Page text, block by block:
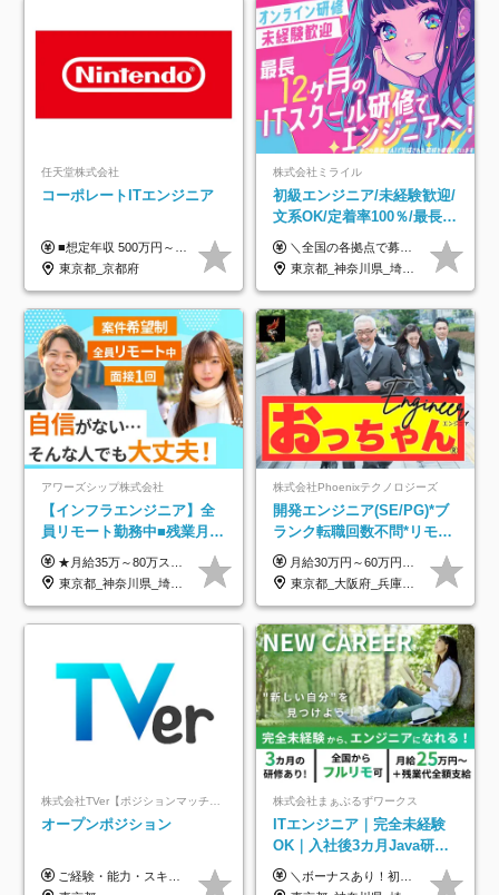
任天堂株式会社
コーポレートITエンジニア
■想定年収 500万円～900万円 月給制 月給278,000円～ ※残業が発生した場合、残業代を別途全額支給します ※試用期間2ヶ月あり(待遇や給与に差異はありません)
東京都_京都府
株式会社ミライル
初級エンジニア/未経験歓迎/
文系OK/定着率100％/最長1
年の自社ITスクール研修あ
り/年休130日
＼全国の各拠点で募集中！／ 給与は以下の通り、勤務地により異なります。 札幌：月給23万円～27万円 仙台：月給22万円～26万円 新潟：月給22万円～26万円 東京：月給26万円～30万円 大阪：月給24万円～29万円 福岡：月給23.5万円～27万円 沖縄：月給21万円～26万円 ◎給与は知識や経験を考慮して決定します。 ◎残業は別途全額支給します。 ◎試用期間12カ月あり（給与は以下の通りです。その他条件に変更はありません） （試用期間の給与） 札幌：月給18.6万円～ 仙台：月給19万円～ 新潟：月給18万円～ 東京：月給22万円～ 大阪：月給20.8万円～ 福岡：月給19万円～ 沖縄：月給18万円～
東京都_神奈川県_埼玉県_千葉県_大阪府_愛知県_北海道_青森県_岩手県_宮城県_秋田県_山形県_福島県_茨城県_栃木県_群馬県_新潟県_山梨県_長野県_富山県_石川県_福井県_静岡県_岐阜県_三重県_兵庫県_京都府_滋賀県_奈良県_和歌山県_広島県_岡山県_鳥取県_島根県_山口県_徳島県_香川県_愛媛県_高知県_福岡県_熊本県_佐賀県_長崎県_大分県_宮崎県_鹿児島県_沖縄県
アワーズシップ株式会社
【インフラエンジニア】全
員リモート勤務中■残業月
3h■最大3ヶ月の連休あり■
年休126日■20～30代活躍
中！
★月給35万～80万スタートも可 【未経験の方】 ■月給26万～80万＋賞与年2回（年2ヶ月分） 【何かしらのインフラエンジニア経験をお持ちの方】 ■月給35万～80万＋賞与年2回（年2ヶ月分） ※スキル・経験などを考慮し決定します ※試用期間6ヶ月あり。期間中は契約社員となります。その他の待遇に差異はありません（試用期間終了後、昇給の可能性あり） ※上記金額には固定残業代（月30時間分／4万9600円～15万2600円）を含みます。超過分は別途支給いたします。 ＼頑張りはインセンティブで還元！／ クライアントに貢献度を評価され、当社のエンジニアが追加で案件に参画することになるなど、会社にとって利益になる行動はしっかり評価します。 会社の成長に貢献できていることを実感でき、「もっと頑張ろう」と思える体制づくりを整えています！
東京都_神奈川県_埼玉県_千葉県_大阪府
株式会社Phoenixテクノロジーズ
開発エンジニア(SE/PG)*ブ
ランク転職回数不問*リモー
ト案件多数*残業ほぼ0*通院
のための半休制度あり
月給30万円～60万円+住宅手当+職能手当+役職手当+決算賞与+報奨金 ※経験・能力を考慮し、優遇します ※給与には20時間分のみなし時間外手当(3万7000円以上)を含みます(超過時間分は別途追加支給) ※試用期間3～6ヵ月あり(その間の給与、待遇に差異なし) ※場合によって契約社員での採用の可能性あり(面接時に応相談)
東京都_大阪府_兵庫県_京都府_福岡県
オープンポジション
ご経験・能力・スキル等により、当社基準にて優遇・相談のうえ決定いたします。
株式会社まぁぶるずワークス
ITエンジニア｜完全未経験
OK｜入社後3カ月Java研修
｜リモート率8割以上｜充実
のキャリア支援｜残業月10h
＼ボーナスあり！初年度から年収300万円以上／ ■月給25万円～35万円＋残業代全額支給＋各種手当＋賞与年1回 ◎経験・年齢・スキルなどを考慮し、できるだけ優遇します ◎試用期間中(3カ月)は契約社員で、月給21万円＋諸手当になります。 (試用期間中は残業が発生しません。その他の待遇に変更はありません) ----------------- ＼3つの評価軸！実力次第で早期収入アップ！／ 【1】スキル(IT理解、実装力、設計) 【2】実務力(現場評価、コミュ力、品質) 【3】姿勢(自走力、意欲、責任感) この3つの評価軸で、3カ月ごとに評価。社内グレードにより、給与が決まる明確な仕組みです。何ができれば給与が上がるのか分かりやすく、実力や努力次第で早期に収入を増やせます！ 【固定残業代について】 なし（残業代は、実際の労働時間に応じて別途全額支給）